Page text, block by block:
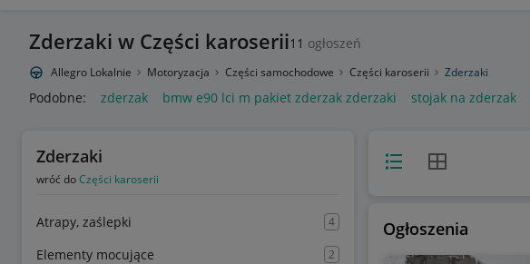
Zderzaki w Części karoserii11 ogłoszeń
Allegro Lokalnie Motoryzacja Części samochodowe Części karoserii Zderzaki
Podobne: zderzak bmw e90 lci m pakiet zderzak zderzaki stojak na zderzak
Zderzaki
wróć doCzęści karoserii
Atrapy, zaślepki 4
Elementy mocujące 2
Widok listyWidok siatki
Ogłoszenia